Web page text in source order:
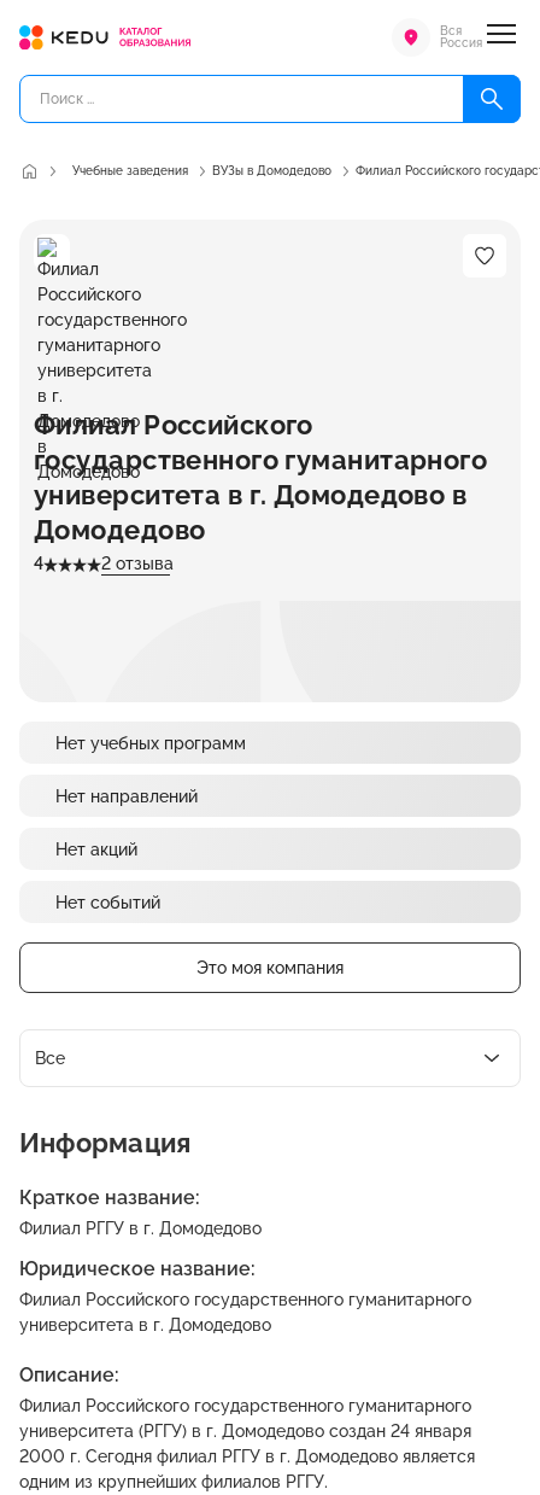
Вся
Россия
Учебные заведения ВУЗы в Домодедово Филиал Российского
Филиал Российского
государственного гуманитарного
университета в г. Домодедово в
Домодедово
4 2 отзыва
Нет учебных программ
Нет направлений
Нет акций
Нет событий
Это моя компания
Все
Информация
Краткое название:
Филиал РГГУ в г. Домодедово
Юридическое название:
Филиал Российского государственного гуманитарного
университета в г. Домодедово
Описание:
Филиал Российского государственного гуманитарного
университета (РГГУ) в г. Домодедово создан 24 января
2000 г. Сегодня филиал РГГУ в г. Домодедово является
одним из крупнейших филиалов РГГУ.